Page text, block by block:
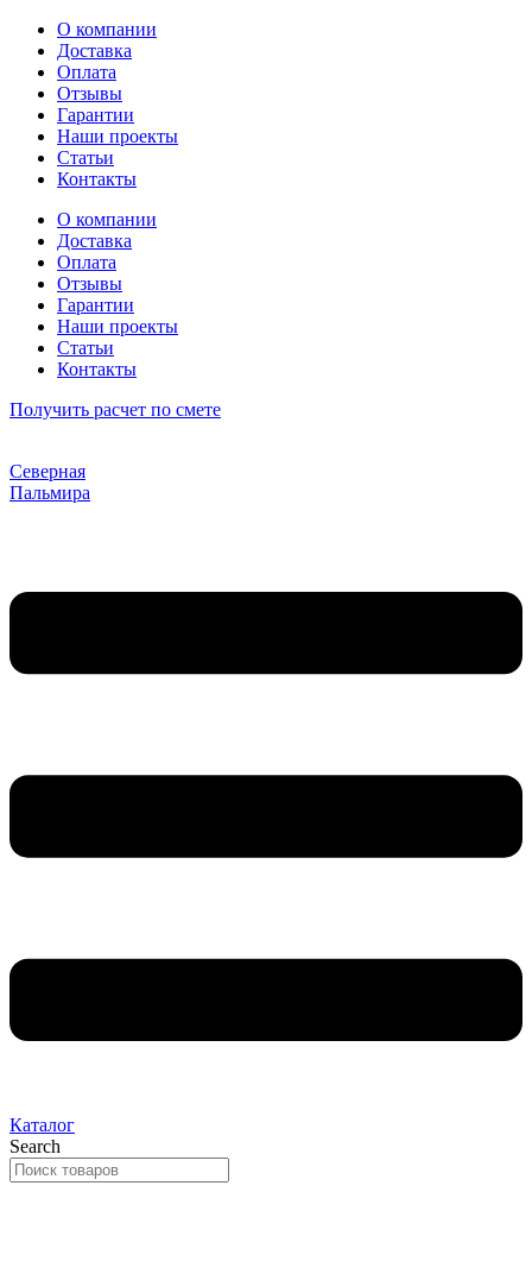
Перейти
содержимому
О компании
Доставка
Оплата
Отзывы
Гарантии
Наши проекты
Статьи
Контакты
О компании
Доставка
Оплата
Отзывы
Гарантии
Наши проекты
Статьи
Контакты
Получить расчет по смете
Северная
Пальмира
Каталог
Search